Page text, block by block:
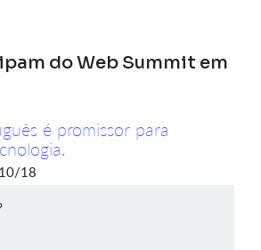
do Web Summit em
é promissor para
18